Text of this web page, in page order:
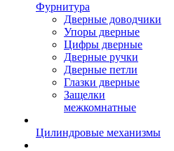
Фурнитура
Дверные доводчики
Упоры дверные
Цифры дверные
Дверные ручки
Дверные петли
Глазки дверные
Защелки
межкомнатные
Цилиндровые механизмы